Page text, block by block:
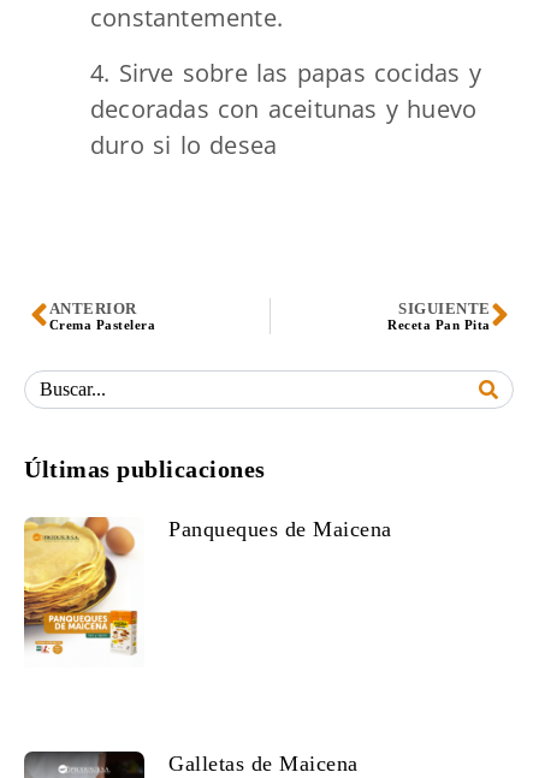
constantemente.
4. Sirve sobre las papas cocidas y
decoradas con aceitunas y huevo
duro si lo desea
ANTERIOR
Crema Pastelera
SIGUIENTE
Receta Pan Pita
Últimas publicaciones
Panqueques de Maicena
Galletas de Maicena